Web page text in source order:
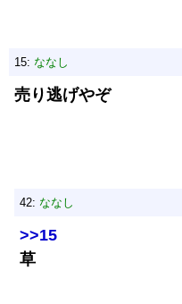
15: ななし
売り逃げやぞ
42: ななし
>>15
草